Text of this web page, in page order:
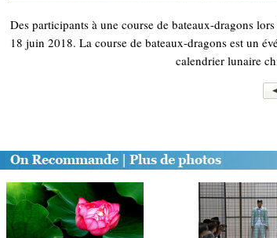
Des participants à une course de bateaux-dragons
18 juin 2018. La course de bateaux-dragons est un
calendrier lunaire